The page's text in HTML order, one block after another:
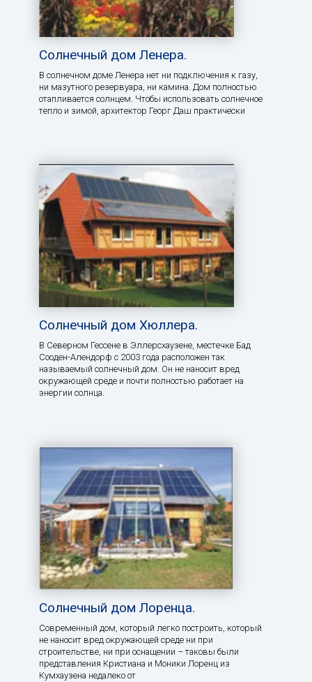
Солнечный дом Ленера.
В солнечном доме Ленера нет ни подключения к газу,
ни мазутного резервуара, ни камина. Дом полностью
отапливается солнцем. Чтобы использовать солнечное
тепло и зимой, архитектор Георг Даш практически
Солнечный дом Хюллера.
В Северном Гессене в Эллерсхаузене, местечке Бад
Сооден-Алендорф с 2003 года расположен так
называемый солнечный дом. Он не наносит вред
окружающей среде и почти полностью работает на
энергии солнца.
Солнечный дом Лоренца.
Современный дом, который легко построить, который
не наносит вред окружающей среде ни при
строительстве, ни при оснащении – таковы были
представления Кристиана и Моники Лоренц из
Кумхаузена недалеко от